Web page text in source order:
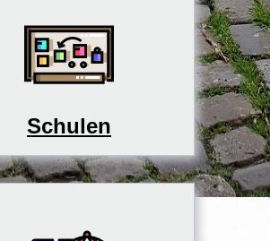
Schulen